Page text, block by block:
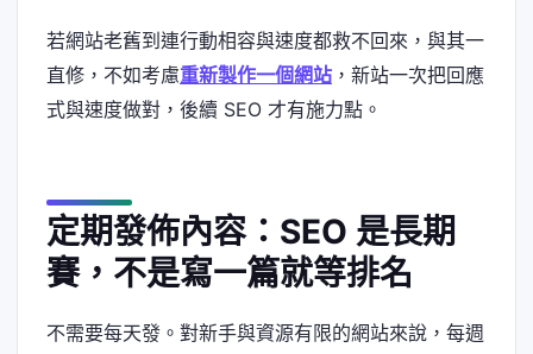
若網站老舊到連行動相容與速度都救不回來，與其一
直修，不如考慮重新製作一個網站 ，新站一次把回應
式與速度做對，後續 SEO 才有施力點。
定期發佈內容：SEO 是長期
賽，不是寫一篇就等排名
不需要每天發。對新手與資源有限的網站來說，每週